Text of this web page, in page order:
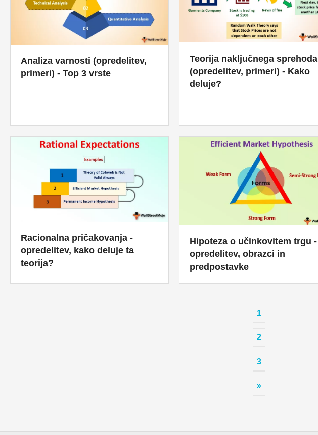
Analiza varnosti (opredelitev,
primeri) - Top 3 vrste
Teorija naključnega sprehoda
(opredelitev, primeri) - Kako
deluje?
Racionalna pričakovanja -
opredelitev, kako deluje ta
teorija?
Hipoteza o učinkovitem trgu -
opredelitev, obrazci in
predpostavke
1
2
3
»